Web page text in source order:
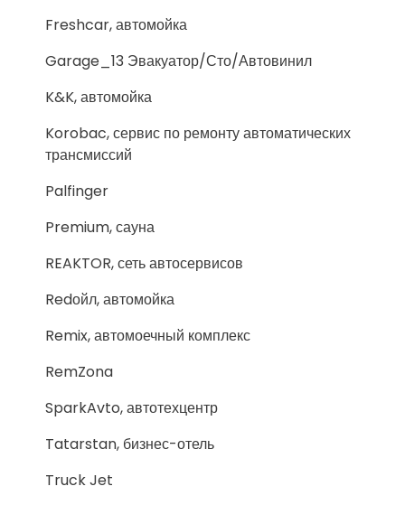
Freshcar, автомойка
Garage_13 Эвакуатор/Сто/Автовинил
K&K, автомойка
Korobac, сервис по ремонту автоматических
трансмиссий
Palfinger
Premium, сауна
REAKTOR, сеть автосервисов
Redойл, автомойка
Remix, автомоечный комплекс
RemZona
SparkAvto, автотехцентр
Tatarstan, бизнес-отель
Truck Jet